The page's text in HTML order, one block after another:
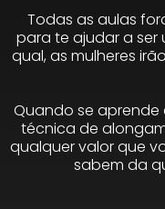
Todas as aulas
para te ajudar a ser
qual, as mulheres
Quando se aprende
técnica de
qualquer valor que
sabem da